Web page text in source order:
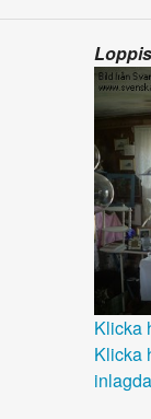
Klicka
Klicka